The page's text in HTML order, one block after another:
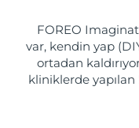
FOREO
var, kendin yap
ortadan
kliniklerde